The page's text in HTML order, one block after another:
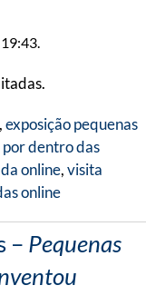
,exposição pequenas
por dentro das
online,visita
online
– Pequenas